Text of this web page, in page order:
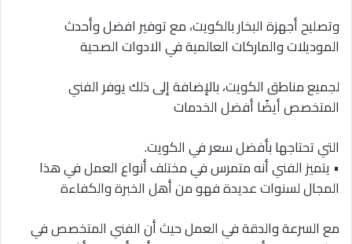
وتصليح أجهزة البخار بالكويت، مع توفير افضل وأحدث
الموديلات والماركات العالمية في الادوات الصحية
لجميع مناطق الكويت، بالإضافة إلى ذلك يوفر الفني
المتخصص أيضًا أفضل الخدمات
التي تحتاجها بأفضل سعر في الكويت.
• يتميز الفني أنه متمرس في مختلف أنواع العمل في هذا
المجال لسنوات عديدة فهو من أهل الخبرة والكفاءة
مع السرعة والدقة في العمل حيث أن الفني المتخصص في